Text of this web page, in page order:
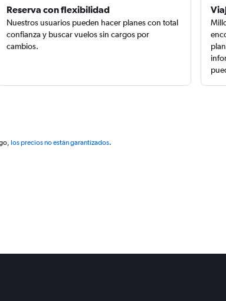
Reserva con flexibilidad
Nuestros usuarios pueden hacer planes con total
confianza y buscar vuelos sin cargos por
cambios.
los precios no están garantizados.